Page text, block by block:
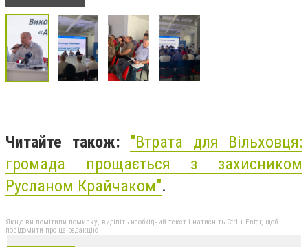
Читайте також: "Втрата для Вільховця:
громада прощається з захисником
Русланом Крайчаком".
Якщо ви помітили помилку, виділіть необхідний текст і натисніть Ctrl + Enter, щоб
повідомити про це редакцію